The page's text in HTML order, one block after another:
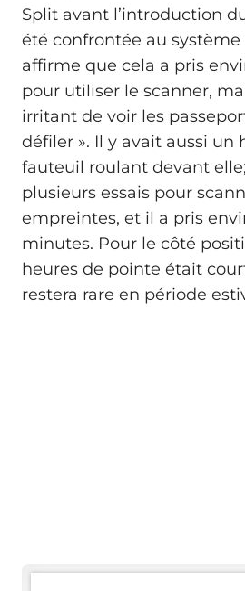
Split avant l’introduction
été confrontée au système
affirme que cela a pris
pour utiliser le scanner,
irritant de voir les
défiler ». Il y avait aussi un
fauteuil roulant devant
plusieurs essais pour
empreintes, et il a pris
minutes. Pour le côté
heures de pointe était
restera rare en période